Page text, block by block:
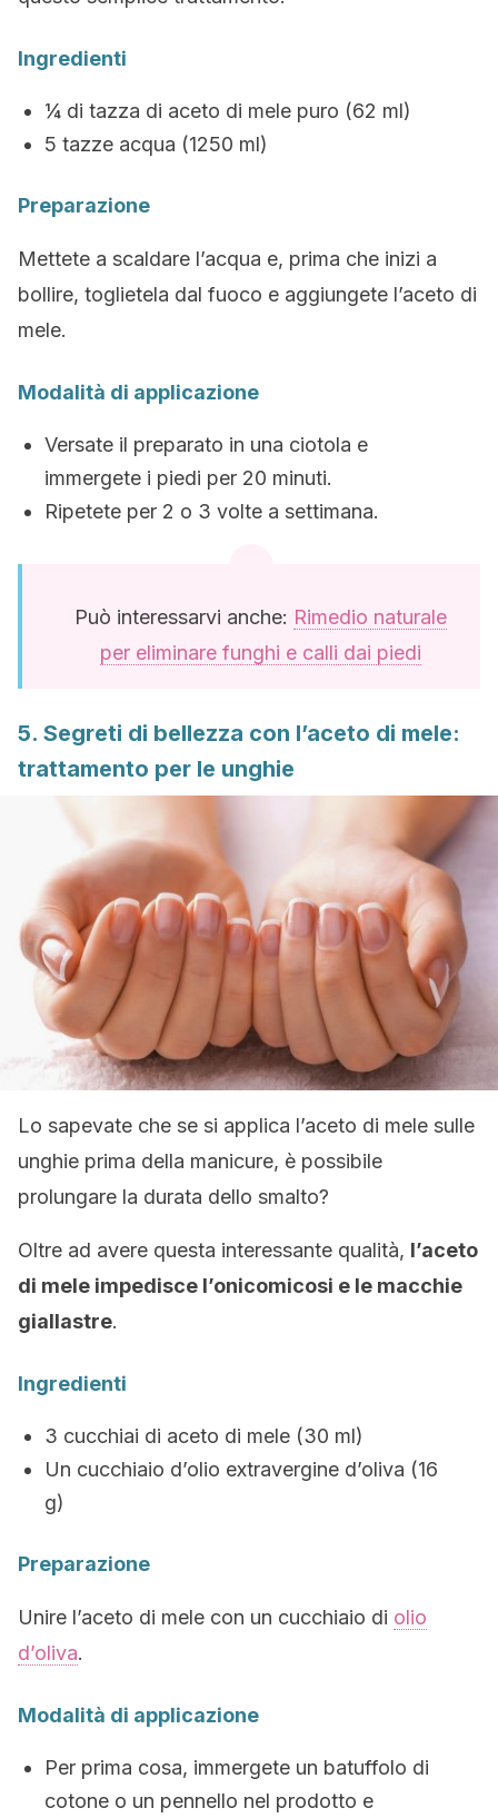
Ingredienti
¼ di tazza di aceto di mele puro (62 ml)
5 tazze acqua (1250 ml)
Preparazione
Mettete a scaldare l’acqua e, prima che inizi a
bollire, toglietela dal fuoco e aggiungete l’aceto di
mele.
Modalità di applicazione
Versate il preparato in una ciotola e
immergete i piedi per 20 minuti.
Ripetete per 2 o 3 volte a settimana.
Può interessarvi anche: Rimedio naturale
per eliminare funghi e calli dai piedi
5. Segreti di bellezza con l’aceto di mele:
trattamento per le unghie
Lo sapevate che se si applica l’aceto di mele sulle
unghie prima della manicure, è possibile
prolungare la durata dello smalto?
Oltre ad avere questa interessante qualità, l’aceto
di mele impedisce l’onicomicosi e le macchie
giallastre.
Ingredienti
3 cucchiai di aceto di mele (30 ml)
Un cucchiaio d’olio extravergine d’oliva (16
g)
Preparazione
Unire l’aceto di mele con un cucchiaio di olio
d’oliva.
Modalità di applicazione
Per prima cosa, immergete un batuffolo di
cotone o un pennello nel prodotto e